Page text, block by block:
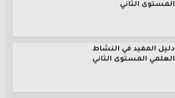
المستوى الثاني
دليل المفيد في النشاط
العلمي المستوى الثاني